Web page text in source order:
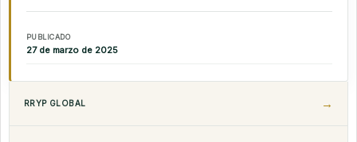
PUBLICADO
27 de marzo de 2025
RRYP GLOBAL